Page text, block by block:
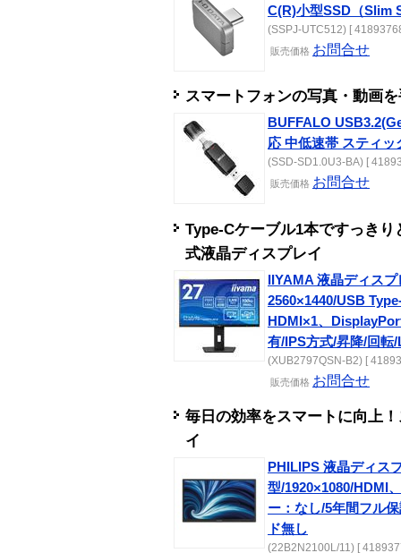
C(R)小型SSD（Slim
(SSPJ-UTC512) [
販売価格 お問合せ
スマートフォンの写真・動画
BUFFALO
応 中低速帯 スティ
(SSD-SD1.0U3-BA) [
販売価格 お問合せ
Type-Cケーブル1本ですっき
式液晶ディスプレイ
IIYAMA 液晶ディス
2560×1440/USB
HDMI×1、
有/IPS方式/昇降/回転
(XUB2797QSN-B2) [
販売価格 お問合せ
毎日の効率をスマートに向上
イ
PHILIPS 液晶ディス
型/1920×1080/HDMI
ー：なし/5年間フル
ド無し
(22B2N2100L/11) [